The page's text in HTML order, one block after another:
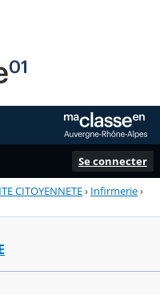
Se connecter
CITOYENNETE› Infirmerie›